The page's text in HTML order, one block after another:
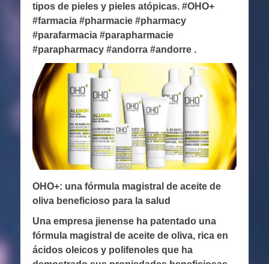
tipos de pieles y pieles atópicas. #OHO+
#farmacia #pharmacie #pharmacy
#parafarmacia #parapharmacie
#parapharmacy #andorra #andorre .
OHO+: una fórmula magistral de aceite de
oliva beneficioso para la salud
Una empresa jienense ha patentado una
fórmula magistral de aceite de oliva, rica en
ácidos oleicos y polifenoles que ha